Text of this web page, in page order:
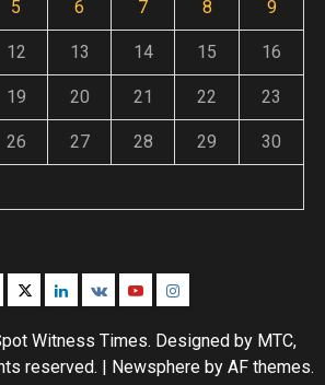
5 6 7 8 9
12 13 14 15 16
19 20 21 22 23
26 27 28 29 30
TwitterLinkedin
VK YoutubeInstagram
Witness Times. Designed by MTC,
reserved. | Newsphereby AF themes.